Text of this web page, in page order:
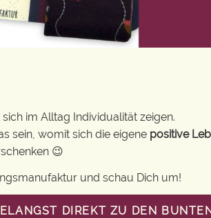
im Alltag Individualität zeigen.
sein, womit sich die eigene positive
😉
und schau Dich um!
DIREKT ZU DEN